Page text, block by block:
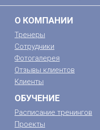
О КОМПАНИИ
Тренеры
Сотрудники
Фотогалерея
Отзывы клиентов
Клиенты
ОБУЧЕНИЕ
Расписание тренингов
Проекты